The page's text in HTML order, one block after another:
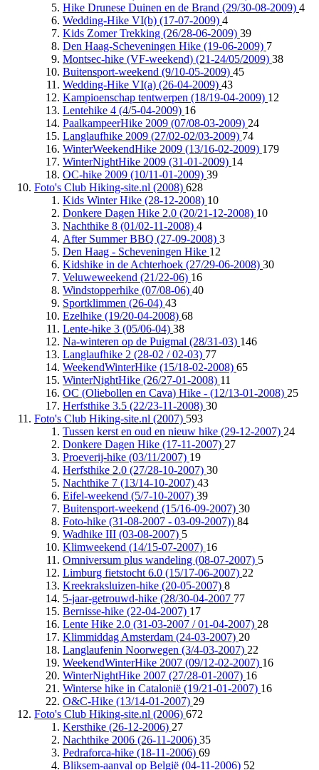
Hike Drunese Duinen en de Brand (29/30-08-2009) 4
Wedding-Hike VI(b) (17-07-2009) 4
Kids Zomer Trekking (26/28-06-2009) 39
Den Haag-Scheveningen Hike (19-06-2009) 7
Montsec-hike (VF-weekend) (21-24/05/2009) 38
Buitensport-weekend (9/10-05-2009) 45
Wedding-Hike VI(a) (26-04-2009) 43
Kampioenschap tentwerpen (18/19-04-2009) 12
Lentehike 4 (4/5-04-2009) 16
PaalkampeerHike 2009 (07/08-03-2009) 24
Langlaufhike 2009 (27/02-02/03-2009) 74
WinterWeekendHike 2009 (13/16-02-2009) 179
WinterNightHike 2009 (31-01-2009) 14
OC-hike 2009 (10/11-01-2009) 39
Foto's Club Hiking-site.nl (2008) 628
Kids Winter Hike (28-12-2008) 10
Donkere Dagen Hike 2.0 (20/21-12-2008) 10
Nachthike 8 (01/02-11-2008) 4
After Summer BBQ (27-09-2008) 3
Den Haag - Scheveningen Hike 12
Kidshike in de Achterhoek (27/29-06-2008) 30
Veluweweekend (21/22-06) 16
Windstopperhike (07/08-06) 40
Sportklimmen (26-04) 43
Ezelhike (19/20-04-2008) 68
Lente-hike 3 (05/06-04) 38
Na-winteren op de Puigmal (28/31-03) 146
Langlaufhike 2 (28-02 / 02-03) 77
WeekendWinterHike (15/18-02-2008) 65
WinterNightHike (26/27-01-2008) 11
OC (Oliebollen en Cava) Hike - (12/13-01-2008) 25
Herfsthike 3.5 (22/23-11-2008) 30
Foto's Club Hiking-site.nl (2007) 593
Tussen kerst en oud en nieuw hike (29-12-2007) 24
Donkere Dagen Hike (17-11-2007) 27
Proeverij-hike (03/11/2007) 19
Herfsthike 2.0 (27/28-10-2007) 30
Nachthike 7 (13/14-10-2007) 43
Eifel-weekend (5/7-10-2007) 39
Buitensport-weekend (15/16-09-2007) 30
Foto-hike (31-08-2007 - 03-09-2007)) 84
Wadhike III (03-08-2007) 5
Klimweekend (14/15-07-2007) 16
Omniversum plus wandeling (08-07-2007) 5
Limburg fietstocht 6.0 (15/17-06-2007) 22
Kreekraksluizen-hike (20-05-2007) 8
5-jaar-getrouwd-hike (28/30-04-2007 77
Bernisse-hike (22-04-2007) 17
Lente Hike 2.0 (31-03-2007 / 01-04-2007) 28
Klimmiddag Amsterdam (24-03-2007) 20
Langlaufenin Noorwegen (3/4-03-2007) 22
WeekendWinterHike 2007 (09/12-02-2007) 16
WinterNightHike 2007 (27/28-01-2007) 16
Winterse hike in Catalonië (19/21-01-2007) 16
O&C-Hike (13/14-01-2007) 29
Foto's Club Hiking-site.nl (2006) 672
Kersthike (26-12-2006) 27
Nachthike 2006 (26-11-2006) 35
Pedraforca-hike (18-11-2006) 69
Bliksem-aanval op België (04-11-2006) 52